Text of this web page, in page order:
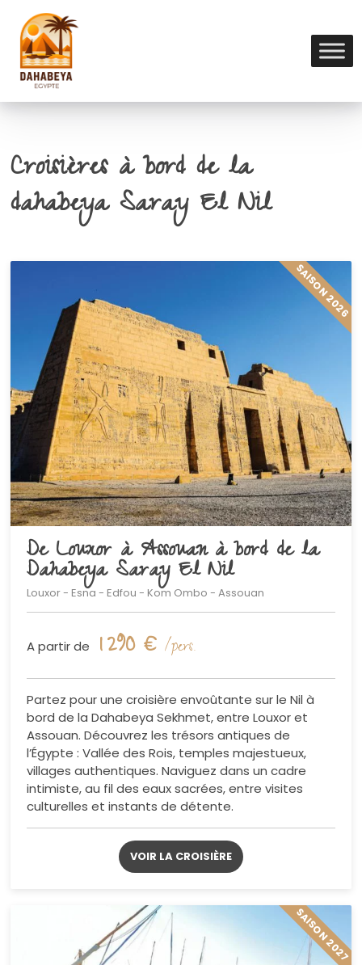
Croisières à bord de la
dahabeya Saray El Nil
SAISON 2026
De Louxor à Assouan à bord de la
Dahabeya Saray El Nil
Louxor - Esna - Edfou - Kom Ombo - Assouan
A partir de 1 290 €
Partez pour une croisière envoûtante sur le Nil à
bord de la Dahabeya Sekhmet, entre Louxor et
Assouan. Découvrez les trésors antiques de
l’Égypte : Vallée des Rois, temples majestueux,
villages authentiques. Naviguez dans un cadre
intimiste, au fil des eaux sacrées, entre visites
culturelles et instants de détente.
VOIR LA CROISIÈRE
SAISON 2027